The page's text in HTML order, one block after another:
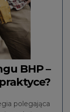
BHP –
polegająca